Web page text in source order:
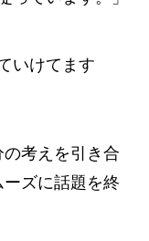
いけてます
考えを引き合
ズに話題を終